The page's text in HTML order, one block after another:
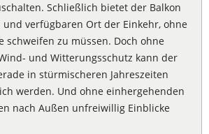
Schließlich bietet der Balkon
verfügbaren Ort der Einkehr, ohne
schweifen zu müssen. Doch ohne
und Witterungsschutz kann der
in stürmischeren Jahreszeiten
werden. Und ohne einhergehenden
nach Außen unfreiwillig Einblicke